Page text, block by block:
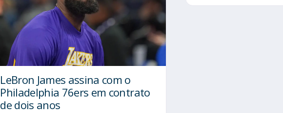
LeBron James assina com o
Philadelphia 76ers em contrato
de dois anos